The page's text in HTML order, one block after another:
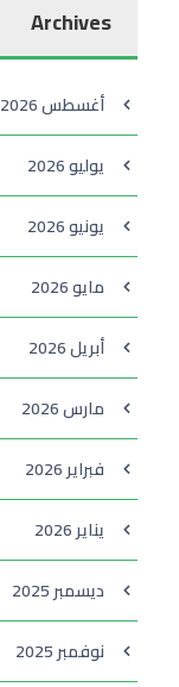
Archives
أغسطس 2026
يوليو 2026
يونيو 2026
مايو 2026
أبريل 2026
مارس 2026
فبراير 2026
يناير 2026
ديسمبر 2025
نوفمبر 2025